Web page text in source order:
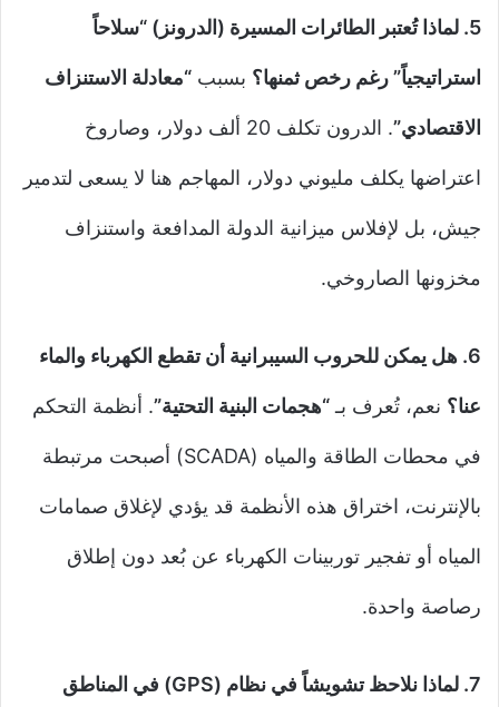
5. لماذا تُعتبر الطائرات المسيرة (الدرونز) “سلاحاً
استراتيجياً” رغم رخص ثمنها؟ بسبب “معادلة الاستنزاف
الاقتصادي” . الدرون تكلف 20 ألف دولار، وصاروخ
اعتراضها يكلف مليوني دولار، المهاجم هنا لا يسعى لتدمير
جيش، بل لإفلاس ميزانية الدولة المدافعة واستنزاف
مخزونها الصاروخي.
6. هل يمكن للحروب السيبرانية أن تقطع الكهرباء والماء
عنا؟ نعم، تُعرف بـ “هجمات البنية التحتية”. أنظمة التحكم
في محطات الطاقة والمياه (SCADA) أصبحت مرتبطة
بالإنترنت، اختراق هذه الأنظمة قد يؤدي لإغلاق صمامات
المياه أو تفجير توربينات الكهرباء عن بُعد دون إطلاق
رصاصة واحدة.
7. لماذا نلاحظ تشويشاً في نظام (GPS) في المناطق